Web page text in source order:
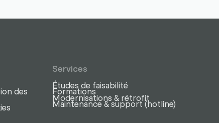
des
Services
Études de faisabilité
Formations
Modernisations & rétrofit
Maintenance & support (hotline)